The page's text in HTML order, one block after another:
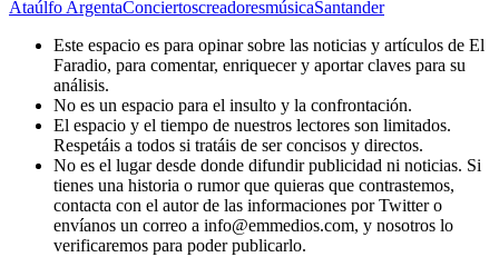
Ataúlfo ArgentaConciertoscreadoresmúsicaSantander
Este espacio es para opinar sobre las noticias y artículos de El
Faradio, para comentar, enriquecer y aportar claves para su
análisis.
No es un espacio para el insulto y la confrontación.
El espacio y el tiempo de nuestros lectores son limitados.
Respetáis a todos si tratáis de ser concisos y directos.
No es el lugar desde donde difundir publicidad ni noticias. Si
tienes una historia o rumor que quieras que contrastemos,
contacta con el autor de las informaciones por Twitter o
envíanos un correo a info@emmedios.com, y nosotros lo
verificaremos para poder publicarlo.